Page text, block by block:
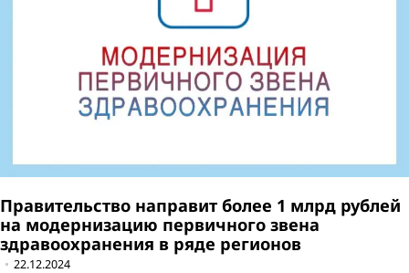
Правительство направит более 1 млрд рублей
на модернизацию первичного звена
здравоохранения в ряде регионов
22.12.2024